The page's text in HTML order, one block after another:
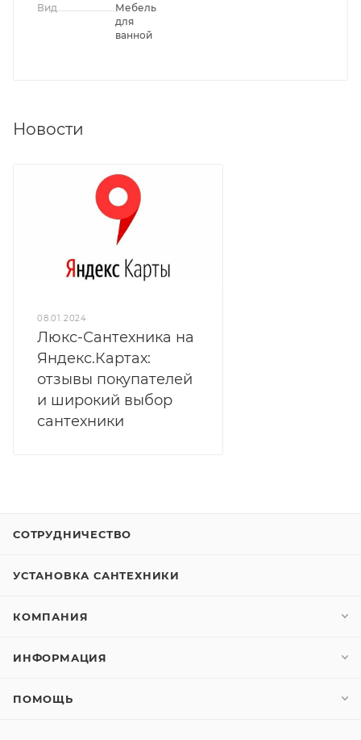
Вид
Мебель
для
ванной
Новости
08.01.2024
Люкс-Сантехника на
Яндекс.Картах:
отзывы покупателей
и широкий выбор
сантехники
СОТРУДНИЧЕСТВО
УСТАНОВКА САНТЕХНИКИ
КОМПАНИЯ
ИНФОРМАЦИЯ
ПОМОЩЬ